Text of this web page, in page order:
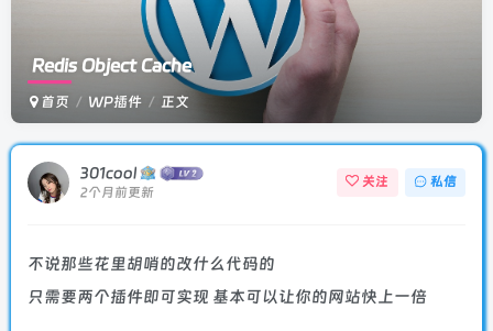
Redis Object Cache
首页 WP插件 正文
301cool
2个月前更新
关注 私信
不说那些花里胡哨的改什么代码的
只需要两个插件即可实现 基本可以让你的网站快上一倍